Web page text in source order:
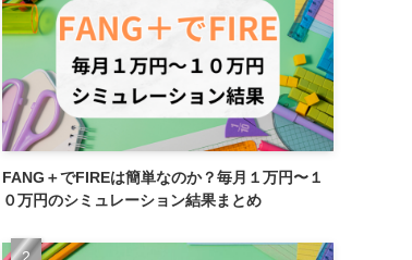
FANG＋でFIREは簡単なのか？毎月１万円〜１
０万円のシミュレーション結果まとめ